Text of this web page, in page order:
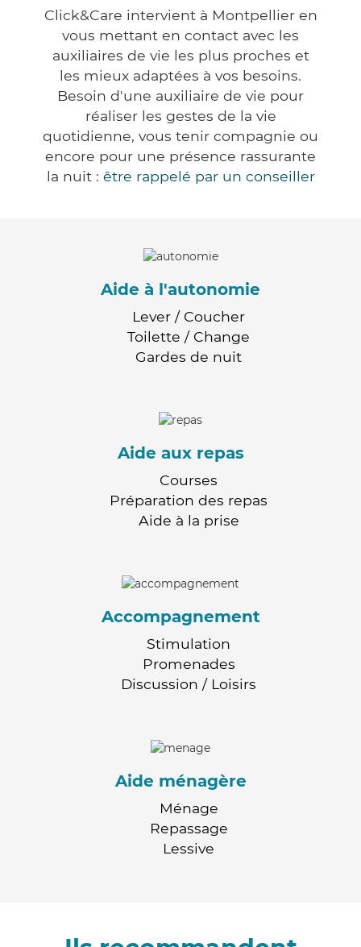
Click&Care intervient à Montpellier en
vous mettant en contact avec les
auxiliaires de vie les plus proches et
les mieux adaptées à vos besoins.
Besoin d'une auxiliaire de vie pour
réaliser les gestes de la vie
quotidienne, vous tenir compagnie ou
encore pour une présence rassurante
la nuit : être rappelé par un conseiller
Aide à l'autonomie
Lever / Coucher
Toilette / Change
Gardes de nuit
Aide aux repas
Courses
Préparation des repas
Aide à la prise
Accompagnement
Stimulation
Promenades
Discussion / Loisirs
Aide ménagère
Ménage
Repassage
Lessive